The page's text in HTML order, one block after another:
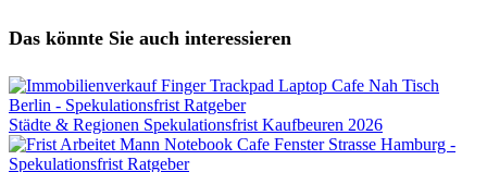
Das könnte Sie auch interessieren
Städte & Regionen Spekulationsfrist Kaufbeuren 2026